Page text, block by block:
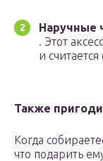
Наручные
. Этот
и
Также
Когда
что подарить